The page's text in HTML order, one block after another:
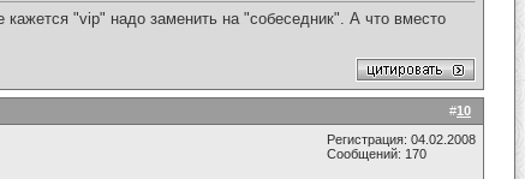
"vip" надо заменить на "собеседник". А что вместо
#10
Регистрация: 04.02.2008
Сообщений: 170